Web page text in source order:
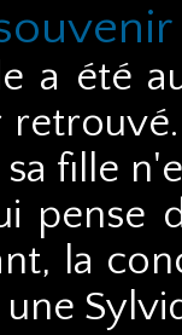
a été
fille
la